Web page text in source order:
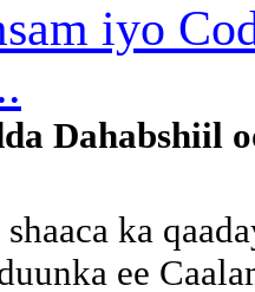
iyo
Dahabshiil
ka
ee